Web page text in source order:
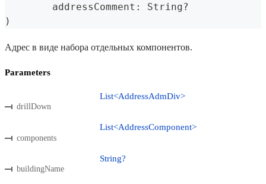
	addressComment
: String?
)
Адрес в виде набора отдельных компонентов.
Parameters
drillDown
List<AddressAdmDiv>
components
List<AddressComponent>
buildingName
String?